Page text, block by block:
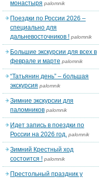
монастыря palomnik
Поездки по России 2026 –
специально для
дальневосточников ! palomnik
Большие экскурсии для всех в
феврале и марте palomnik
“Татьянин день” – большая
экскурсия palomnik
Зимние экскурсии для
паломников palomnik
Идет запись в поездки по
России на 2026 год. palomnik
Зимний Крестный ход
состоится ! palomnik
Престольный праздник у